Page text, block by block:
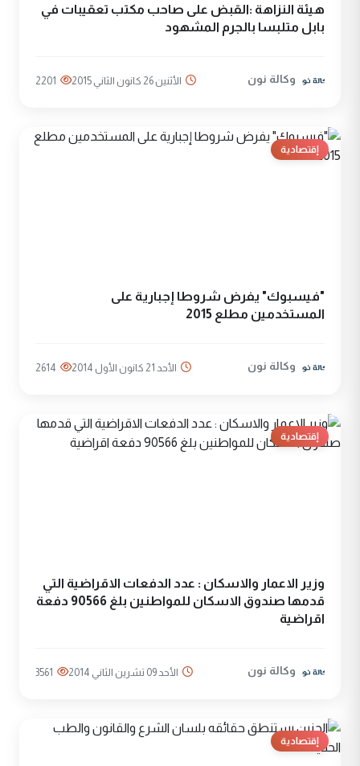
هيئة النزاهة :القبض على صاحب مكتب تعقيبات في
بابل متلبسا بالجرم المشهود
وكالة نون الأثنين 26 كانون الثاني 2015 2201
إقتصادية
"فيسبوك" يفرض شروطا إجبارية على
المستخدمين مطلع 2015
وكالة نون الأحد 21 كانون الأول 2014 2614
إقتصادية
وزير الاعمار والاسكان : عدد الدفعات الاقراضية التي
قدمها صندوق الاسكان للمواطنين بلغ 90566 دفعة
اقراضية
وكالة نون الأحد 09 تشرين الثاني 2014 3561
إقتصادية